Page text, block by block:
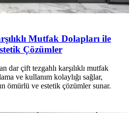
Mutfak Dolapları ile
Çözümler
dar çift tezgahlı karşılıklı mutfak
ve kullanım kolaylığı sağlar,
ömürlü ve estetik çözümler sunar.